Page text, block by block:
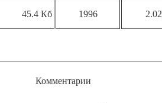
45.4 Кб 1996 2.02
Комментарии